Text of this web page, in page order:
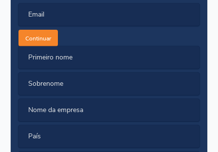
Email
Continuar
Primeiro nome
Sobrenome
Nome da empresa
País